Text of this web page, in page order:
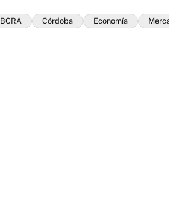
BCRA Córdoba Economía